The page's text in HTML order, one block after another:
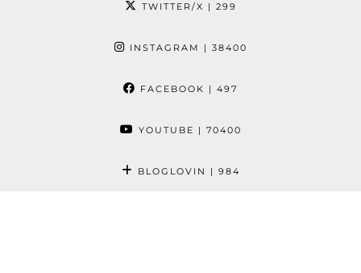
TWITTER/X | 299
INSTAGRAM | 38400
FACEBOOK | 497
YOUTUBE | 70400
BLOGLOVIN | 984